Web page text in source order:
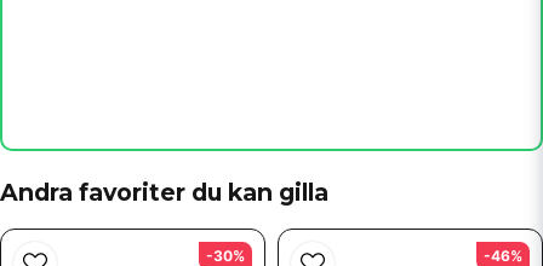
Ja, ni får publicera min fråga
Andra favoriter du kan gilla
-30% -46%